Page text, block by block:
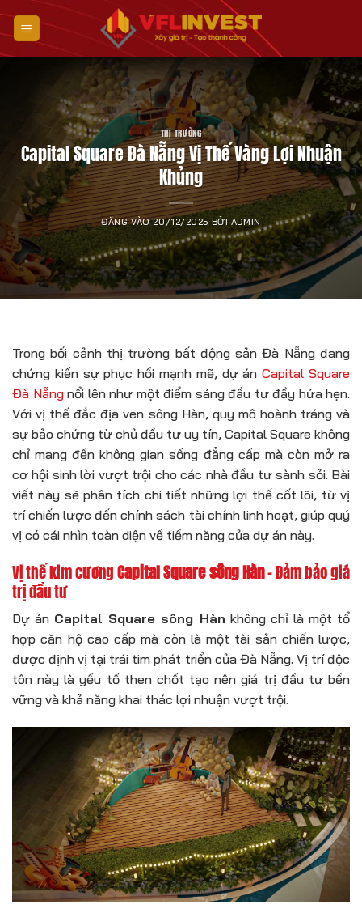
qua
nội
THỊ TRƯỜNG
Capital Square Đà Nẵng Vị Thế Vàng Lợi Nhuận
Khủng
ĐĂNG VÀO20/12/2025 BỞI ADMIN
Trong bối cảnh thị trường bất động sản Đà Nẵng đang
chứng kiến sự phục hồi mạnh mẽ, dự ánCapital Square
Đà Nẵngnổi lên như một điểm sáng đầu tư đầy hứa hẹn.
Với vị thế đắc địa ven sông Hàn, quy mô hoành tráng và
sự bảo chứng từ chủ đầu tư uy tín, Capital Square không
chỉ mang đến không gian sống đẳng cấp mà còn mở ra
cơ hội sinh lời vượt trội cho các nhà đầu tư sành sỏi. Bài
viết này sẽ phân tích chi tiết những lợi thế cốt lõi, từ vị
trí chiến lược đến chính sách tài chính linh hoạt, giúp quý
vị có cái nhìn toàn diện về tiềm năng của dự án này.
Vị thế kim cươngCapital Square sông Hàn– Đảm bảo giá
trị đầu tư
Dự án Capital Square sông Hàn không chỉ là một tổ
hợp căn hộ cao cấp mà còn là một tài sản chiến lược,
được định vị tại trái tim phát triển của Đà Nẵng. Vị trí độc
tôn này là yếu tố then chốt tạo nên giá trị đầu tư bền
vững và khả năng khai thác lợi nhuận vượt trội.